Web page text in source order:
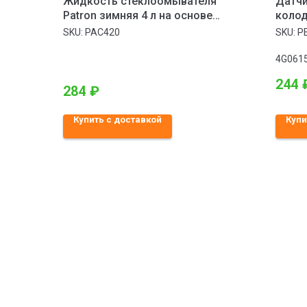
Patron зимняя 4 л на основе
изопропилового спирта
SKU: PAC420
284 ₽
Купить с доставкой
SKU:
244